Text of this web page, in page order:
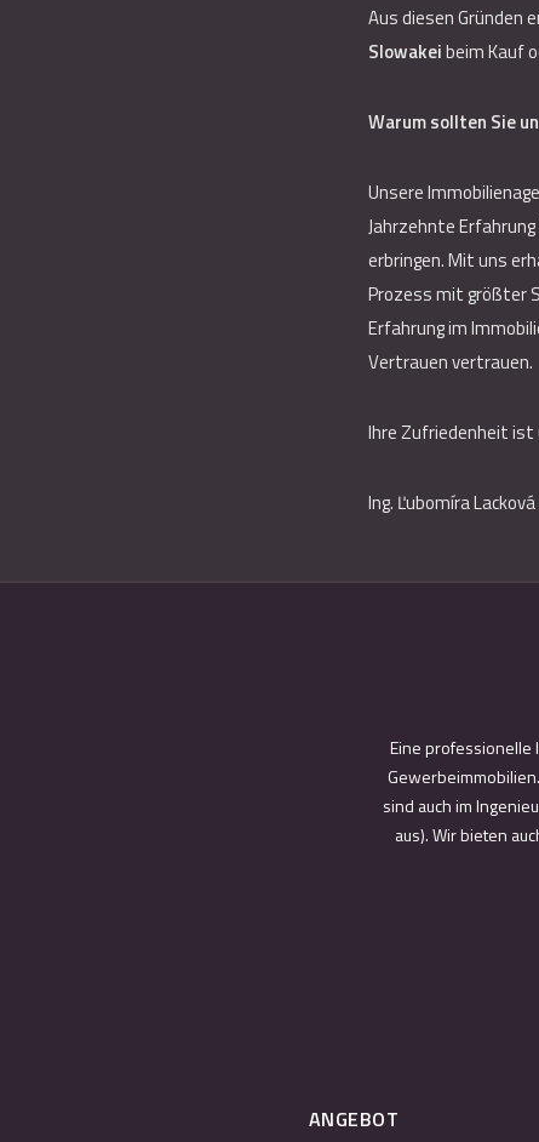
Aus diesen Gründen
Slowakeibeim Kauf
Warum sollten Sie
Unsere
Jahrzehnte
erbringen. Mit uns
Prozess mit größter
Erfahrung im
Vertrauen vertrauen.
Ihre Zufriedenheit ist
Ing. Ľubomíra Lacková
Eine professionelle
sind auch im
aus). Wir bieten
ANGEBOT